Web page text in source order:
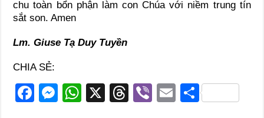
chu toàn bổn phận làm con Chúa với niềm trung tín
sắt son. Amen
Lm. Giuse Tạ Duy Tuyền
CHIA SẺ:
F
M
W
X
T
Vi
E S